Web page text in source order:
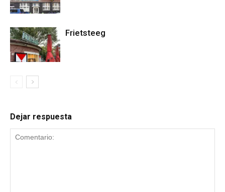
Frietsteeg
Dejar respuesta